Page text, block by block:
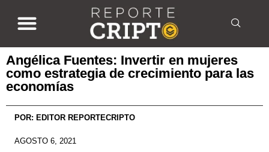
Angélica Fuentes: Invertir en mujeres
como estrategia de crecimiento para las
economías
POR: EDITOR REPORTECRIPTO
AGOSTO 6, 2021